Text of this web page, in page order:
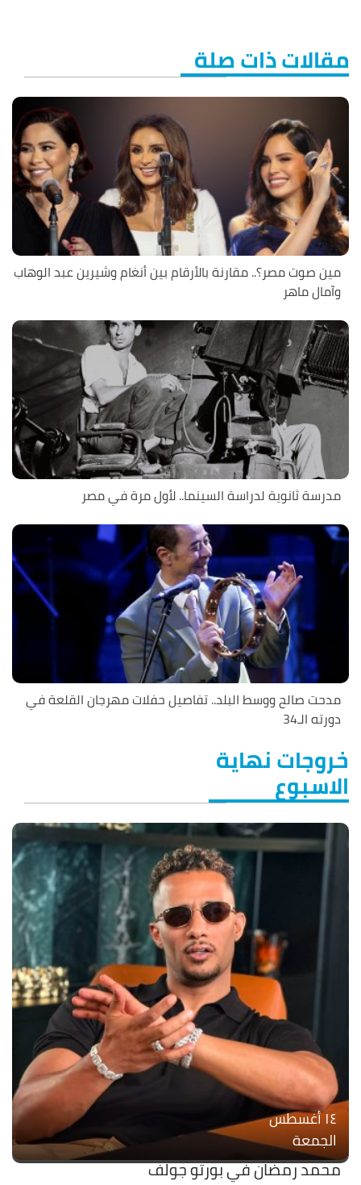
مقالات ذات صلة
مين صوت مصر؟.. مقارنة بالأرقام بين أنغام وشيرين عبد الوهاب
وآمال ماهر
مدرسة ثانوية لدراسة السينما.. لأول مرة في مصر
مدحت صالح ووسط البلد.. تفاصيل حفلات مهرجان القلعة في
دورته الـ34
خروجات نهاية
الاسبوع
۱٤ أغسطس
الجمعة
محمد رمضان في بورتو جولف